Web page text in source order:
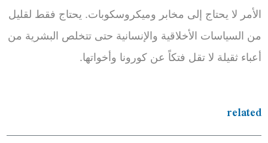
الأمر لا يحتاج إلى مخابر وميكروسكوبات. يحتاج فقط لقليل
من السياسات الأخلاقية والإنسانية حتى تتخلص البشرية من
أعباء ثقيلة لا تقل فتكاً عن كورونا وأخواتها.
related